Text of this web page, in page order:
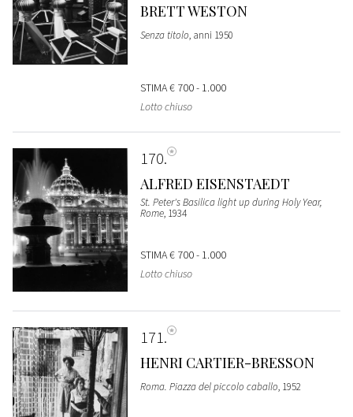
BRETT WESTON
Senza titolo, anni 1950
STIMA€ 700 - 1.000
Lotto chiuso
170
ALFRED EISENSTAEDT
St. Peter's Basilica light up during Holy Year,
Rome, 1934
STIMA€ 700 - 1.000
Lotto chiuso
171
HENRI CARTIER-BRESSON
Roma. Piazza del piccolo caballo, 1952